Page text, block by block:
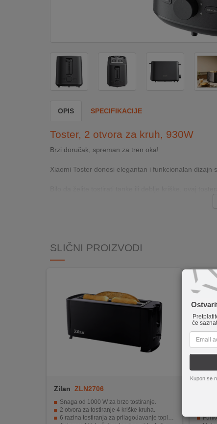
KLIMATIZACIJA
REKLAMACIJA
će
Kupon se
OPIS SPECIFIKACIJE
Toster, 2 otvora za kruh, 930W
Brzi doručak, spreman za tren oka!
Xiaomi Toster donosi elegantan i funkcionalan
SLIČNI PROIZVODI
Zilan ZLN2706
Snaga od 1000 W za brzo tostiranje.
2 otvora za tostiranje 4 kriške kruha.
6 razina tostiranja za prilagođavanje topline.